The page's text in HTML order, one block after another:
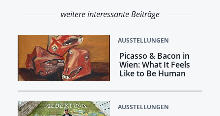
weitere interessante Beiträge
AUSSTELLUNGEN
Picasso & Bacon in
Wien: What It Feels
Like to Be Human
AUSSTELLUNGEN